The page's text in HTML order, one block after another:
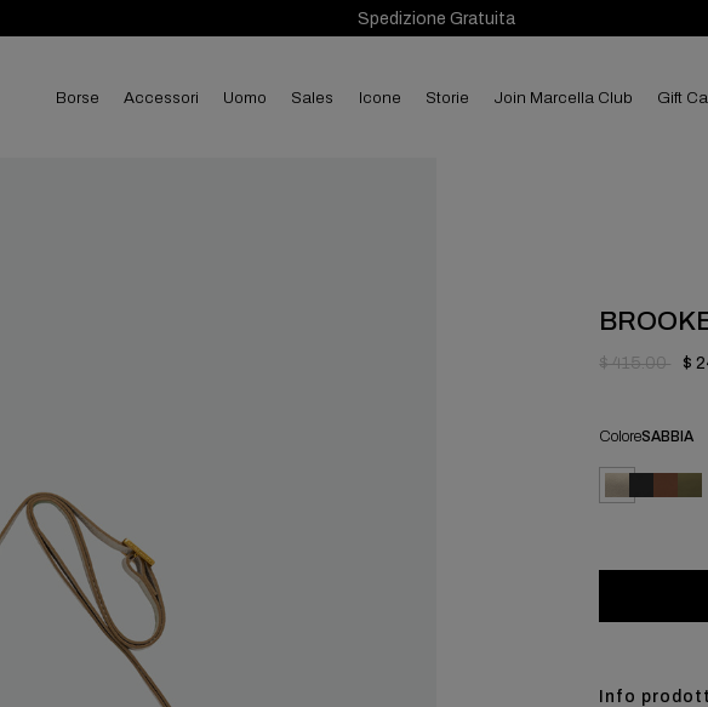
Spedizione Gratuita
borse accessori uomo sales Icone Storie Join Marcella Club Gift
$ 415.00 $
ColoreSABBIA
Info